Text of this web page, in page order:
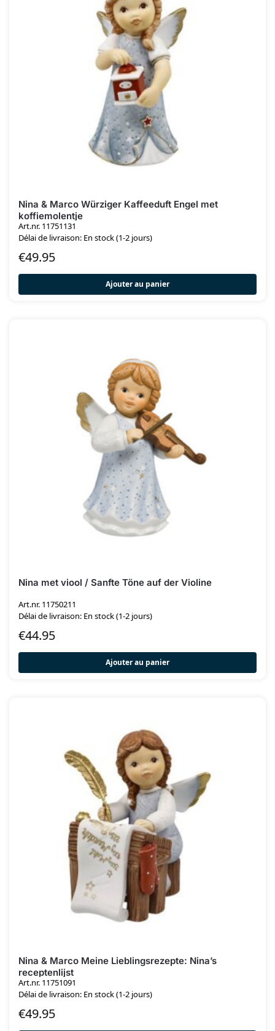
Nina & Marco Würziger Kaffeeduft Engel met
koffiemolentje
Art.nr. 11751131
Délai de livraison: En stock (1-2 jours)
€49.95
Ajouter au panier
Nina met viool / Sanfte Töne auf der Violine
Art.nr. 11750211
Délai de livraison: En stock (1-2 jours)
€44.95
Ajouter au panier
Nina & Marco Meine Lieblingsrezepte: Nina’s
receptenlijst
Art.nr. 11751091
Délai de livraison: En stock (1-2 jours)
€49.95